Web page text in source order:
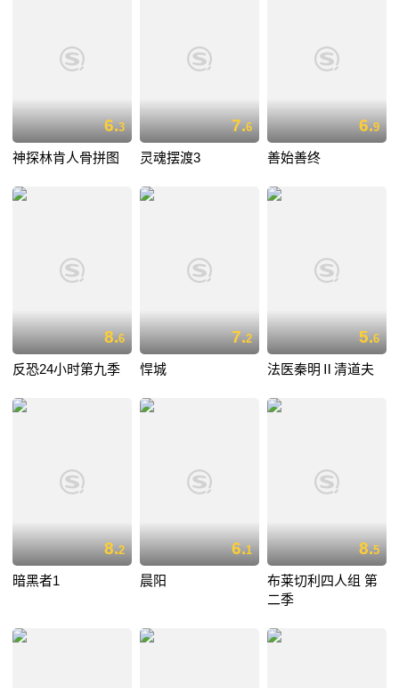
6.3
神探林肯人骨拼图
7.6
灵魂摆渡3
6.9
善始善终
8.6
反恐24小时第九季
7.2
悍城
5.6
法医秦明Ⅱ清道夫
8.2
暗黑者1
6.1
晨阳
8.5
布莱切利四人组 第
二季